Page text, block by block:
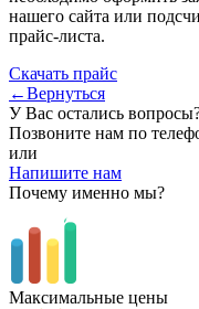
нашего сайта или
прайс-листа.
Скачать прайс
←Вернуться
У Вас остались
Позвоните нам по
или
Напишите нам
Почему именно мы?
Максимальные цены